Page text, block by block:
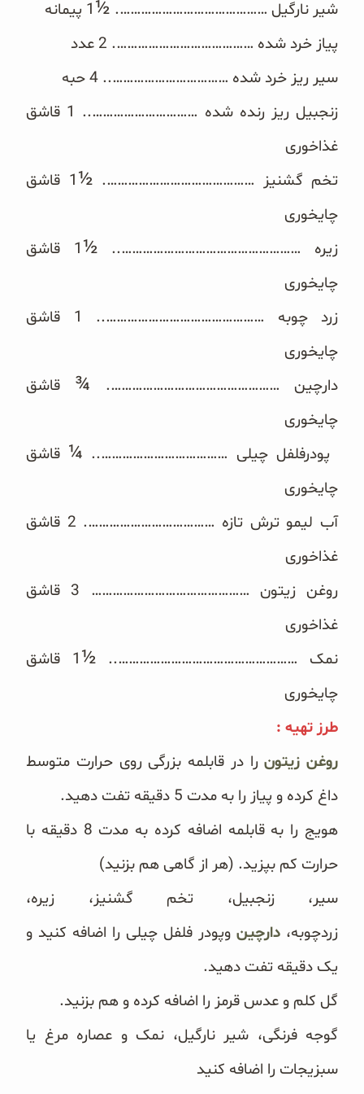
غلات و دانه‌های سالم
صبحانه و میان وعده
کتاب‌های OAB
وبلاگ
شیر نارگیل …………………………………….‏ ½ 1 پیمانه
پیاز خرد شده ………………………………….‏ 2 عدد
سیر ریز خرد شده ……………………………..‏ 4 حبه
زنجبیل ریز رنده شده …………………………..‏ 1 قاشق
غذاخوری
تخم گشنیز …………………………………….‏ ½
1 قاشق
چایخوری
زیره ……………………………………………..‏ ½
1 قاشق
چایخوری
زرد چوبه ……………………………………….. ‏1 قاشق
چایخوری
دارچین ………………………………………….‏ ¾ قاشق
چایخوری
‏ پودرفلفل چیلی ………………………………..‏ ¼ قاشق
چایخوری
آب لیمو ترش تازه ………………………………. ‏2 قاشق
غذاخوری
روغن زیتون ……………………………………… ‏3 قاشق
غذاخوری
نمک ……………………………………………..‏ ½
1 قاشق
چایخوری
طرز تهیه ‏‎:‎
روغن زیتونرا در قابلمه بزرگی روی حرارت متوسط
داغ کرده و پیاز را به مدت 5 دقیقه تفت دهید.
‎هویج را به قابلمه اضافه کرده به مدت 8 دقیقه با
حرارت کم بپزید. (هر از گاهی هم بزنید)‏
‎سیر، زنجبیل، تخم گشنیز، زیره،
زردچوبه، دارچین وپودر فلفل چیلی را اضافه کنید و
یک دقیقه تفت دهید‎.‎
‎گوجه فرنگی، شیر نارگیل، نمک و عصاره مرغ یا
سبزیجات را اضافه کنید